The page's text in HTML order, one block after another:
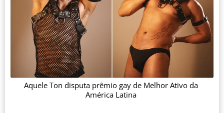
Aquele Ton disputa prêmio gay de Melhor Ativo da
América Latina